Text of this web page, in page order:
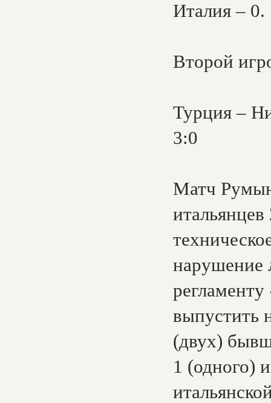
Италия – 0.
Второй
Турция –
3:0
Матч
нарушение
выпустить
(двух)
1 (одного)